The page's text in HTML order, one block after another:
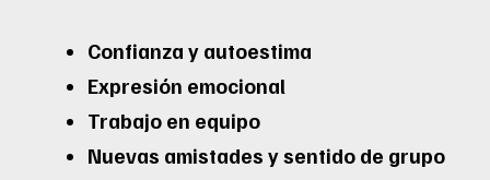
Confianza y autoestima
Expresión emocional
Trabajo en equipo
Nuevas amistades y sentido de grupo